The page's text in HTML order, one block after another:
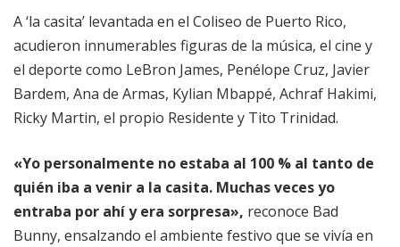
A ‘la casita’ levantada en el Coliseo de Puerto Rico,
acudieron innumerables figuras de la música, el cine y
el deporte como LeBron James, Penélope Cruz, Javier
Bardem, Ana de Armas, Kylian Mbappé, Achraf Hakimi,
Ricky Martin, el propio Residente y Tito Trinidad.
«Yo personalmente no estaba al 100 % al tanto de
quién iba a venir a la casita. Muchas veces yo
entraba por ahí y era sorpresa», reconoce Bad
Bunny, ensalzando el ambiente festivo que se vivía en